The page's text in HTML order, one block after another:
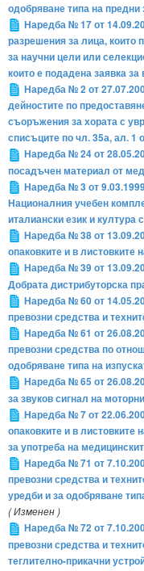
одобряване типа на предни
Наредба № 17 от
разрешения за лица, които
за научни цели или
които е подадена заявка
Наредба № 2 от
дейностите по
съоръжения за хората с
списъците по чл. 35а, ал. 1
Наредба № 24 от
посадъчен материал от
Наредба № 3 от
Националния учебен
италиански език и култура
Наредба № 38 от
опаковките и в листовките
Наредба № 39 от
Добрата дистрибуторска
Наредба № 60 от
превозни средства и
Наредба № 61 от
превозни средства по
одобряване типа на
Наредба № 65 от
за звуков сигнал на
Наредба № 7 от
опаковките и в листовките
за употреба на
Наредба № 71 от
превозни средства и
уредби и за одобряване
( Изменен )
Наредба № 72 от
превозни средства и
теглително-прикачни